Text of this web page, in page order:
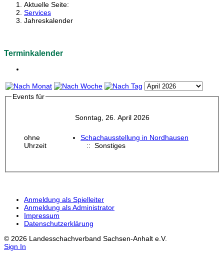
Aktuelle Seite:
Services
Jahreskalender
Terminkalender
Events für
Sonntag, 26. April 2026
ohne
Uhrzeit
Schachausstellung in Nordhausen
:: Sonstiges
Anmeldung als Spielleiter
Anmeldung als Administrator
Impressum
Datenschutzerklärung
© 2026 Landesschachverband Sachsen-Anhalt e.V.
Sign In